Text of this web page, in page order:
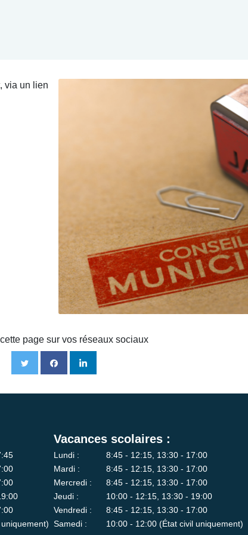
via un lien
page sur vos réseaux sociaux
Vacances scolaires :
Lundi :
8:45 - 12:15, 13:30 - 17:00
Mardi :
8:45 - 12:15, 13:30 - 17:00
Mercredi :
8:45 - 12:15, 13:30 - 17:00
Jeudi :
10:00 - 12:15, 13:30 - 19:00
Vendredi :
8:45 - 12:15, 13:30 - 17:00
Samedi :
10:00 - 12:00 (État civil uniquement)